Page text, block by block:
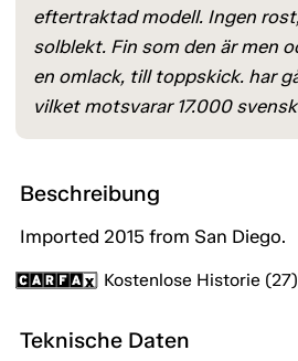
eftertraktad modell. Ingen
solblekt. Fin som den är men
en omlack, till toppskick. har
vilket motsvarar 17.000
Beschreibung
Imported 2015 from San Diego.
Kostenlose Historie (27)
Teknische Daten